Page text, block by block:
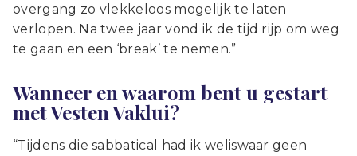
overgang zo vlekkeloos mogelijk te laten
verlopen. Na twee jaar vond ik de tijd rijp om weg
te gaan en een ‘break’ te nemen.”
Wanneer en waarom bent u gestart
met Vesten Vaklui?
“Tijdens die sabbatical had ik weliswaar geen